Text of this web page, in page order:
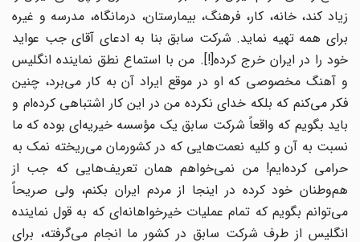
زیاد کند، خانه، کار، فرهنگ، بیمارستان، درمانگاه، مدرسه و غیره
برای همه تهیه نماید. شرکت سابق بنا به ادعای آقای جب عواید
خود را در ایران خرج کرده[!]. من با استماع نطق نماینده انگلیس
و آهنگ مخصوصی که او در موقع ایراد آن به کار می‌برد، چنین
فکر می‌کنم که بلکه خدای نکرده من در این کار اشتباهی کرده‌ام و
باید بگویم که واقعاً شرکت سابق یک مؤسسه خیریه‌ای بوده که ما
نسبت به آن و کلیه نعمت‌هایی که در کشورمان می‌ریخته نمک به
حرامی کرده‌ایم! من نمی‌خواهم همان تعریف‌هایی که جب از
هم‌وطنان خود کرده در اینجا از مردم ایران بکنم، ولی صریحاً
می‌توانم بگویم که تمام عملیات خیرخواهانه‌ای که به قول نماینده
انگلیس از طرف شرکت سابق در کشور ما انجام می‌گرفته، برای